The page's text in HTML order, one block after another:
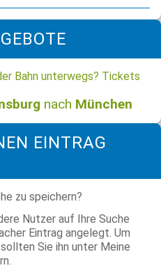
Bahn unterwegs? Tickets
nach München
EINTRAG
zu speichern?
Nutzer auf Ihre Suche
Eintrag angelegt. Um
Sie ihn unter Meine